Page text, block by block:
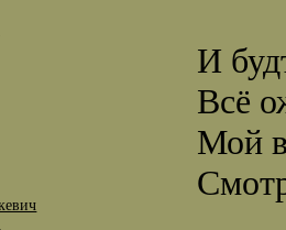
И
Всё
Мой